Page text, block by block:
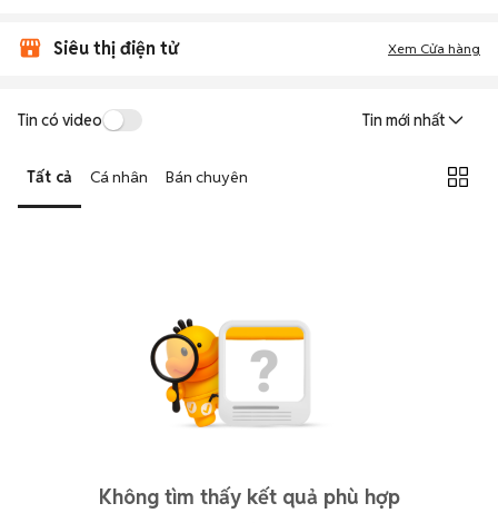
Siêu thị điện tử Xem Cửa hàng
Tin có video Tin mới nhất
Tất cả Cá nhân Bán chuyên
Không tìm thấy kết quả phù hợp